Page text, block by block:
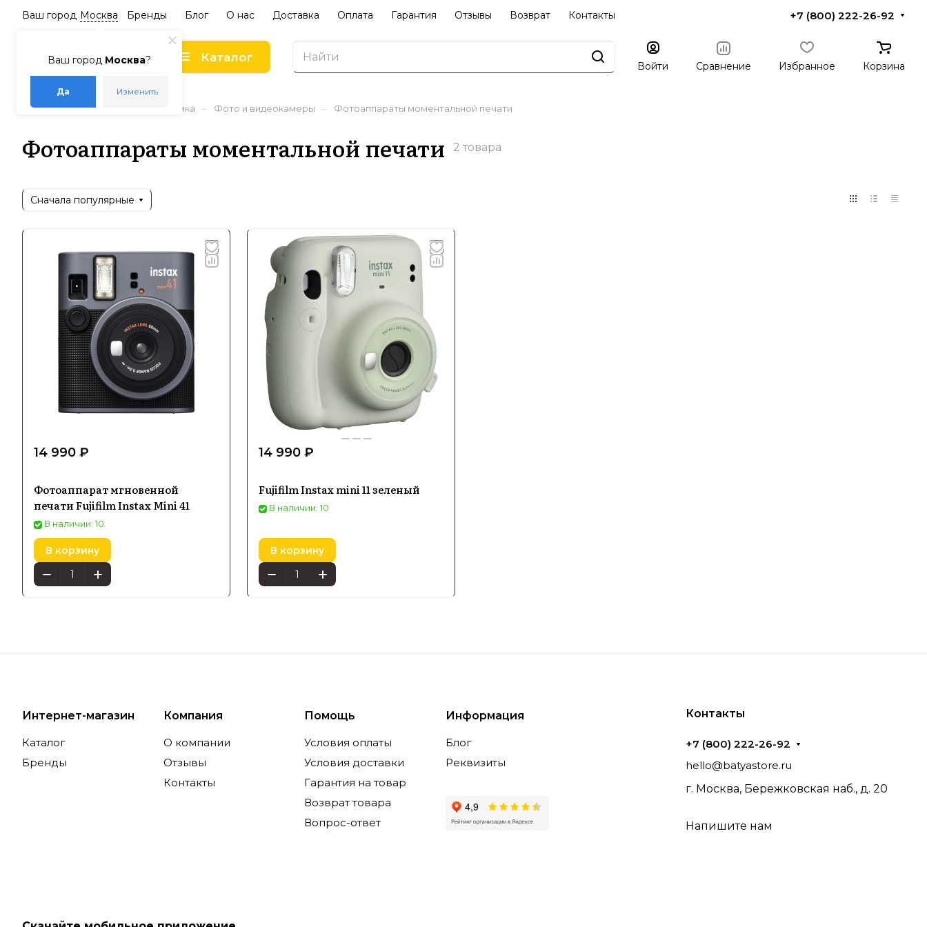
Ваш город Москва?
Да Изменить
Ваш город Москва Бренды Блог О нас Доставка Оплата Гарантия Отзывы Возврат Контакты +7 (800) 222-26-92
Каталог
Войти Сравнение Избранное Корзина
Главная – Каталог Электроника – Фото и видеокамеры – Фотоаппараты моментальной печати
Фотоаппараты моментальной печати 2 товара
Сначала популярные
14 990 ₽
Фотоаппарат мгновенной
печати Fujifilm Instax Mini 41
В наличии: 10
В корзину
14 990 ₽
Fujifilm Instax mini 11 зеленый
В наличии: 10
В корзину
Интернет-магазин
Каталог
Бренды
Компания
О компании
Отзывы
Контакты
Помощь
Условия оплаты
Условия доставки
Гарантия на товар
Возврат товара
Вопрос-ответ
Информация
Блог
Реквизиты
Контакты
+7 (800) 222-26-92
hello@batyastore.ru
г. Москва, Бережковская наб., д. 20
Напишите нам